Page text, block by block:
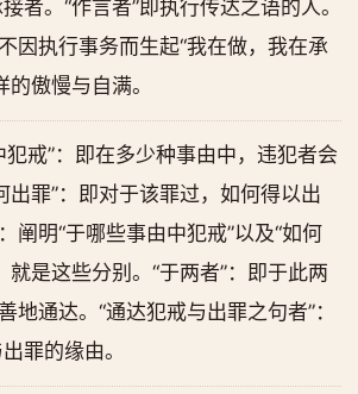
者。“作言者”即执行传达之语的人。
因执行事务而生起“我在做，我在承
傲慢与自满。
犯戒”：即在多少种事由中，违犯者会
出罪”：即对于该罪过，如何得以出
阐明“于哪些事由中犯戒”以及“如何
就是这些分别。“于两者”：即于此两
地通达。“通达犯戒与出罪之句者”：
罪的缘由。